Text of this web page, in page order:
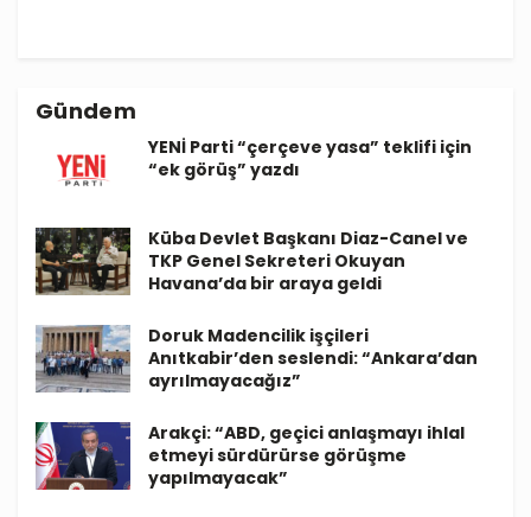
Gündem
YENİ Parti “çerçeve yasa” teklifi için
“ek görüş” yazdı
Küba Devlet Başkanı Diaz-Canel ve
TKP Genel Sekreteri Okuyan
Havana’da bir araya geldi
Doruk Madencilik işçileri
Anıtkabir’den seslendi: “Ankara’dan
ayrılmayacağız”
Arakçi: “ABD, geçici anlaşmayı ihlal
etmeyi sürdürürse görüşme
yapılmayacak”